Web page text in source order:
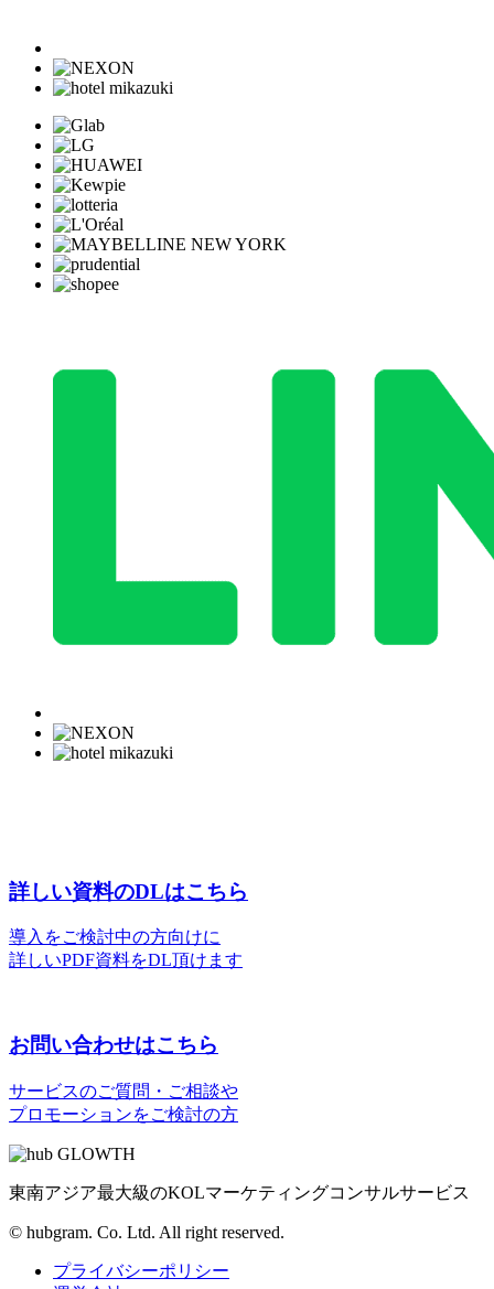
詳しい資料のDLはこちら
導入をご検討中の方向けに
詳しいPDF資料をDL頂けます
お問い合わせはこちら
サービスのご質問・ご相談や
プロモーションをご検討の方
東南アジア最大級のKOLマーケティングコンサルサービス
© hubgram. Co. Ltd. All right reserved.
プライバシーポリシー